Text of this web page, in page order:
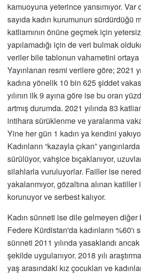
kamuoyuna yeterince yansımıyor. Var
sayıda kadın kurumunun sürdürdüğü
katliamının önüne geçmek için
yapılamadığı için de veri bulmak
veriler bile tablonun vahametini
Yayınlanan resmi verilere göre; 2021
kadına yönelik 10 bin 625 şiddet
yılının ilk 9 ayına göre ise bu oran
artmış durumda. 2021 yılında 83
intihara sürüklenme ve yaralanma
Yine her gün 1 kadın ya kendini
Kadınların “kazayla çıkan”
sürülüyor, vahşice bıçaklanıyor,
silahlarla vuruluyorlar. Failler ise
yakalanmıyor, gözaltına alınan
korunuyor ve serbest kalıyor.
Kadın sünneti ise dile gelmeyen
Federe Kürdistan'da kadınların %60'ı
sünneti 2011 yılında yasaklandı
şekilde uygulanıyor. 2018 yılı
yaş arasındaki kız çocukları ve